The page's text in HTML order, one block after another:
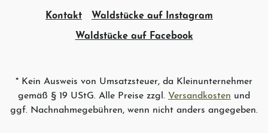
Kontakt
Waldstücke auf Instagram
Waldstücke auf Facebook
* Kein Ausweis von Umsatzsteuer, da Kleinunternehmer
gemäß § 19 UStG. Alle Preise zzgl. Versandkosten und
ggf. Nachnahmegebühren, wenn nicht anders angegeben.